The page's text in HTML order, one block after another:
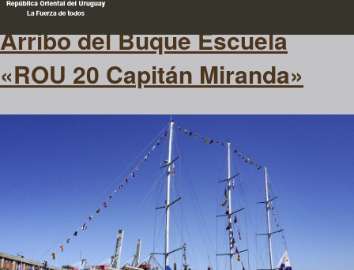
Arribo del Buque Escuela
«ROU 20 Capitán Miranda»